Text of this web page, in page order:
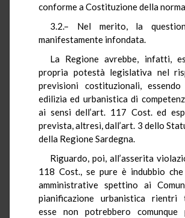
conforme a Costituzione della
3.2.– Nel merito, la
manifestamente infondata.
La Regione avrebbe, infatti,
propria potestà legislativa nel
previsioni costituzionali,
edilizia ed urbanistica di
ai sensi dell’art. 117 Cost. ed
prevista, altresì, dall’art. 3 dello
della Regione Sardegna.
Riguardo, poi, all’asserita
118 Cost., se pure è indubbio
amministrative spettino ai
pianificazione urbanistica rientri
esse non potrebbero comunque